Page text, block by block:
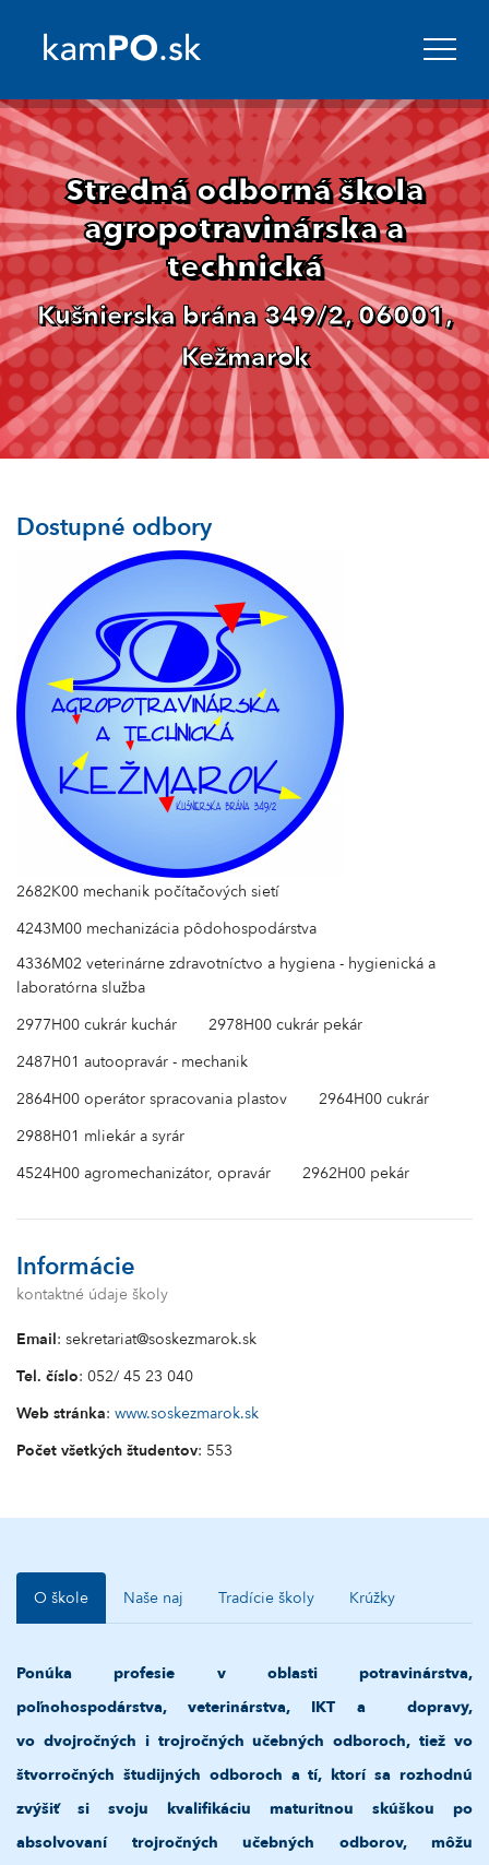
Stredná odborná škola
agropotravinárska a
technická
Kušnierska brána 349/2, 06001,
Kežmarok
Dostupné odbory
2682K00 mechanik počítačových sietí
4243M00 mechanizácia pôdohospodárstva
4336M02 veterinárne zdravotníctvo a hygiena - hygienická a
laboratórna služba
2977H00 cukrár kuchár
2978H00 cukrár pekár
2487H01 autoopravár - mechanik
2864H00 operátor spracovania plastov
2964H00 cukrár
2988H01 mliekár a syrár
4524H00 agromechanizátor, opravár
2962H00 pekár
Informácie
kontaktné údaje školy
Email: sekretariat@soskezmarok.sk
Tel. číslo: 052/ 45 23 040
Web stránka: www.soskezmarok.sk
Počet všetkých študentov: 553
O škole Naše naj Tradície školy Krúžky
Ponúka profesie v oblasti potravinárstva,
poľnohospodárstva, veterinárstva, IKT a dopravy,
vo dvojročných i trojročných učebných odboroch, tiež vo
štvorročných študijných odboroch a tí, ktorí sa rozhodnú
zvýšiť si svoju kvalifikáciu maturitnou skúškou po
absolvovaní trojročných učebných odborov, môžu